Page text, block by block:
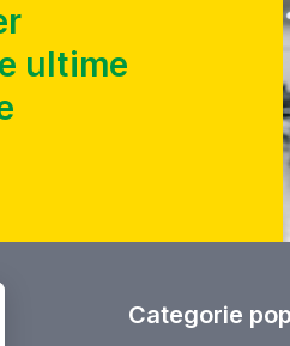
ultime
Categorie